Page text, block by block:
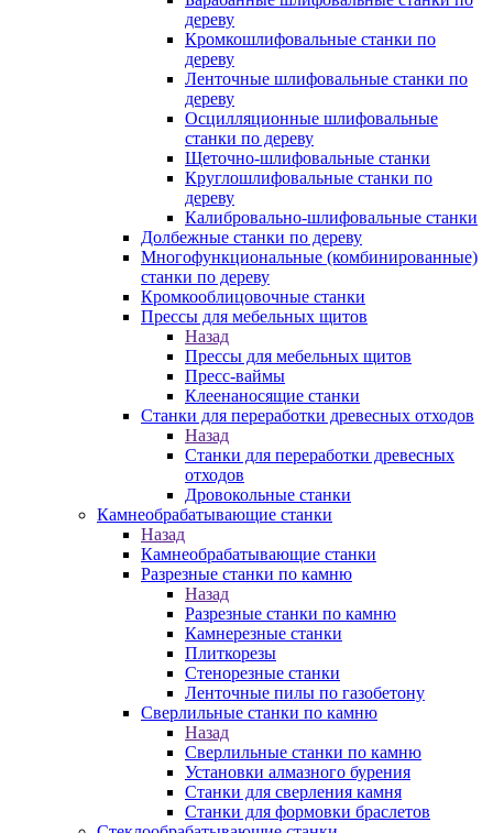
дереву
Кромкошлифовальные станки по
дереву
Ленточные шлифовальные станки по
дереву
Осцилляционные шлифовальные
станки по дереву
Щеточно-шлифовальные станки
Круглошлифовальные станки по
дереву
Калибровально-шлифовальные станки
Долбежные станки по дереву
Многофункциональные (комбинированные)
станки по дереву
Кромкооблицовочные станки
Прессы для мебельных щитов
Назад
Прессы для мебельных щитов
Пресс-ваймы
Клеенаносящие станки
Станки для переработки древесных отходов
Назад
Станки для переработки древесных
отходов
Дровокольные станки
Камнеобрабатывающие станки
Назад
Камнеобрабатывающие станки
Разрезные станки по камню
Назад
Разрезные станки по камню
Камнерезные станки
Плиткорезы
Стенорезные станки
Ленточные пилы по газобетону
Сверлильные станки по камню
Назад
Сверлильные станки по камню
Установки алмазного бурения
Станки для сверления камня
Станки для формовки браслетов